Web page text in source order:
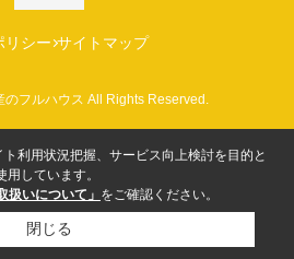
リシー サイトマップ
フルハウス All Rights Reserved.
利用状況把握、サービス向上検討を目的と
しています。
扱いについて」 をご確認ください。
閉じる